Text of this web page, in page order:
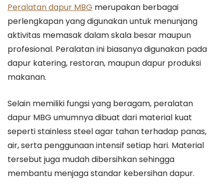
Peralatan dapur MBG merupakan berbagai
perlengkapan yang digunakan untuk menunjang
aktivitas memasak dalam skala besar maupun
profesional. Peralatan ini biasanya digunakan pada
dapur katering, restoran, maupun dapur produksi
makanan.
Selain memiliki fungsi yang beragam, peralatan
dapur MBG umumnya dibuat dari material kuat
seperti stainless steel agar tahan terhadap panas,
air, serta penggunaan intensif setiap hari. Material
tersebut juga mudah dibersihkan sehingga
membantu menjaga standar kebersihan dapur.